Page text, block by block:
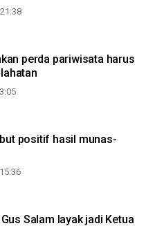
perda pariwisata harus
positif hasil munas-
Salam layak jadi Ketua